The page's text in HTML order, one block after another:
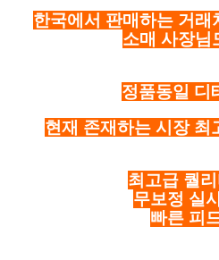
한국에서 판매하는 거래
소매 사장님
정품동일 디
현재 존재하는 시장 최
최고급 퀄
무보정 실
빠른 피